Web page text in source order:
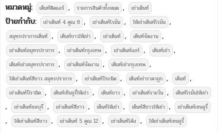
หมวดหมู่: เต็นท์ติดแอร์ , รายการสินค้าทั้งหมด , เช่าเต็นท์
ป้ายกำกับ: เช่าเต็นท์ 4 คูณ 8 , เช่าเต็นท์โรมัน , ให้เช่าเต็นท์โรมัน ,
สมุทรปราการเต็นท์ , เต็นท์ขาวให้เช่า , เช่าเต็นท์ , เต็นท์จัดงาน ,
เช่าเต็นท์สมุทรปราการ , เช่าเต็นท์กรุงเทพ , เช่าเต็นท์แอร์ , เต็นท์เช่า ,
เต็นท์เช่าสมุทรปราการ , เช่าเต็นท์จัดงาน , เต็นท์เช่ากรุงเทพ ,
ให้เช่าเต็นท์สีขาว สมุทรปราการ , เช่าเต็นท์ปิระมิด , เต็นท์เช่าราคาถูก , เต็นท์ ,
เช่าเต็นท์ปิรามิด , เต็นท์เซ็นจูรี่ให้เช่า , เต็นท์ขาว , เช่าเต็นท์รายวัน , เต็นท์โรมันให้เช่า
, เช่าเต็นท์ชลบุรี , เช่าเต็นท์สีขาว , เต็นท์ให้เช่า , เต็นท์สีขาวให้เช่า , เช่าเต็นท์เซนจูรี่
, ให้เช่าเต็นท์สีขาว , เช่าเต็นท์ 5 คูณ 12 , เช่าเต็นท์โค้ง , ให้เช่าเต็นท์เซนจูรี่